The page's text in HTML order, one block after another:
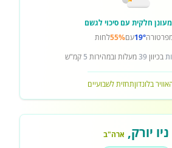
מעונן חלקית עם סיכוי לגשם
19°עם55%לחות
בכיוון39מעלות ובמהירות 5 קמ"ש
בלונדוןתחזית לשבועיים
ניו יורק, ארה"ב